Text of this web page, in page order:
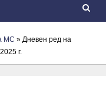
МС » Дневен ред на
г.